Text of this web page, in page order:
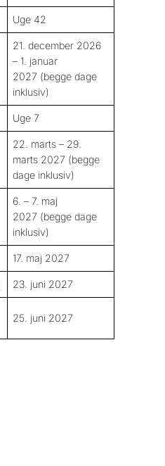
Uge 42
21. december 2026
– 1. januar
2027 (begge dage
inklusiv)
Uge 7
22. marts – 29.
marts 2027 (begge
dage inklusiv)
6. – 7. maj
2027 (begge dage
inklusiv)
17. maj 2027
23. juni 2027
25. juni 2027